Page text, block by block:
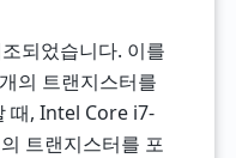
되었습니다. 이를
의 트랜지스터를
때, Intel Core i7-
트랜지스터를 포